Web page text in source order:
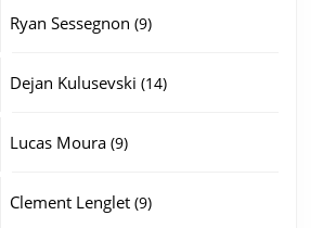
Ryan Sessegnon 99
Dejan Kulusevski 1414
Lucas Moura 99
Clement Lenglet 99